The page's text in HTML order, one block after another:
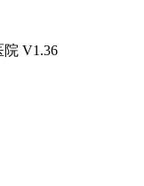
院 V1.36